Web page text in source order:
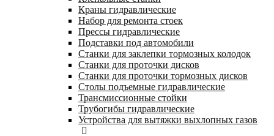
Краны гидравлические
Набор для ремонта стоек
Прессы гидравлические
Подставки под автомобили
Станки для заклепки тормозных колодок
Станки для проточки дисков
Станки для проточки тормозных дисков
Столы подъемные гидравлические
Трансмиссионные стойки
Трубогибы гидравлические
Устройства для вытяжки выхлопных газов